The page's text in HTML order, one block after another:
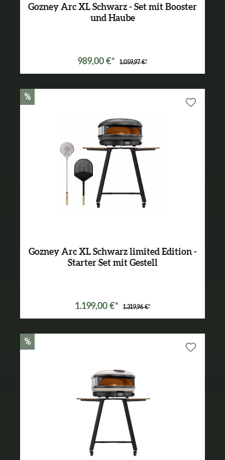
Gozney Arc XL Schwarz - Set mit Booster
und Haube
989,00 €* 1.059,97 €*
%
Gozney Arc XL Schwarz limited Edition -
Starter Set mit Gestell
1.199,00 €* 1.319,96 €*
%